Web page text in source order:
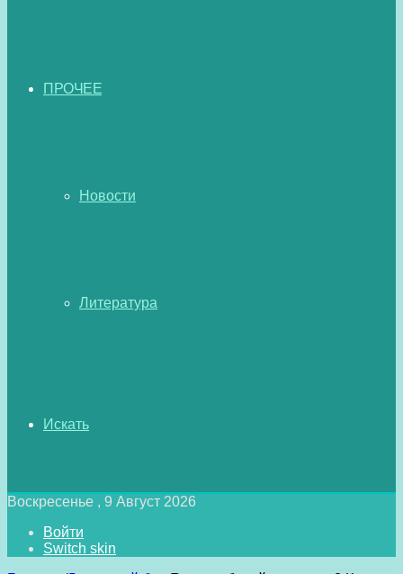
ПРОЧЕЕ
Новости
Литература
Искать
Воскресенье , 9 Август 2026
Войти
Switch skin